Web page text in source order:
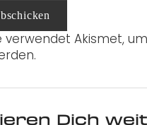
verwendet Akismet,
Dich